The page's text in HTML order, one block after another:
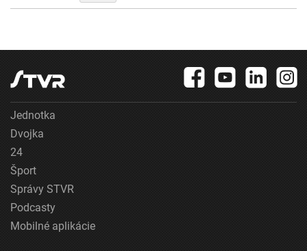
Jednotka
Dvojka
24
Šport
Správy STVR
Podcasty
Mobilné aplikácie